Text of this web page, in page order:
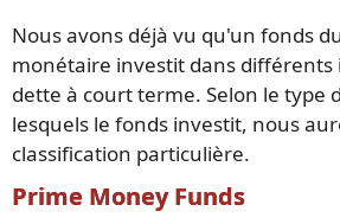
Nous avons déjà vu qu'un fonds
monétaire investit dans
dette à court terme. Selon le type
lesquels le fonds investit, nous
classification particulière.
Prime Money Funds